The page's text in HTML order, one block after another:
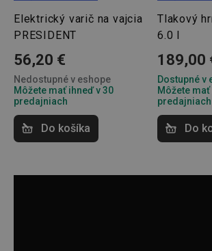
Elektrický varič na vajcia
PRESIDENT
56,20 €
Nedostupné v eshope
Môžete mať ihneď v 30
predajniach
Do košíka
Tlakový
6.0 l
189,00
Dostupné v
Môžete mať
predajniach
Do
shopsys_abc
SERVERID